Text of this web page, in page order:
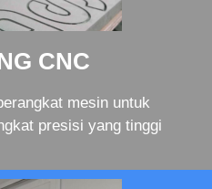
CNC
mesin untuk
presisi yang tinggi